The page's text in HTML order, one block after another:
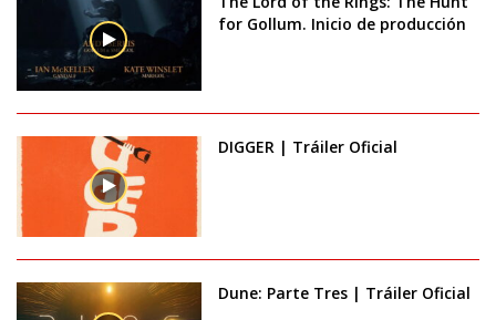
for Gollum. Inicio de producción
DIGGER | Tráiler Oficial
Dune: Parte Tres | Tráiler Oficial